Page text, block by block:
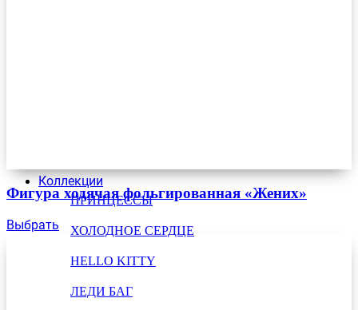
Коллекции
ПРИНЦЕССЫ
ХОЛОДНОЕ СЕРДЦЕ
HELLO KITTY
ЛЕДИ БАГ
Фигура ходячая фольгированная «Жених»
Выбрать